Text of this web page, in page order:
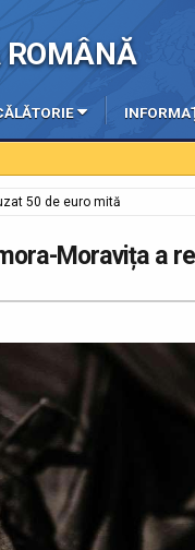
ROMÂNĂ
50 de euro mită
Moravița a